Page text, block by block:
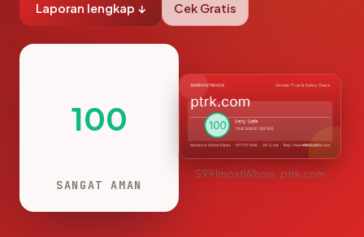
Laporan lengkap ↓ Cek Gratis
100
SANGAT AMAN
S991mostWhois · ptrk.com